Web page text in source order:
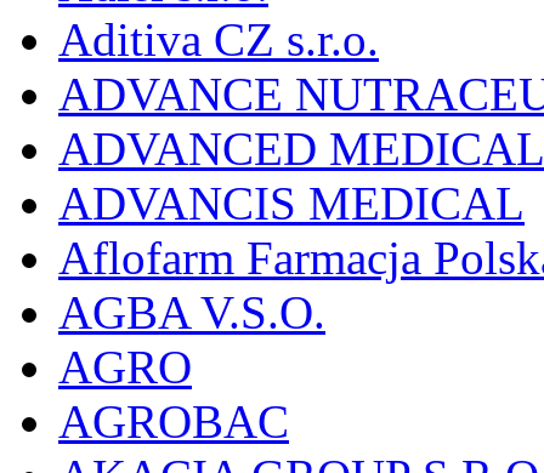
Aditiva CZ s.r.o.
ADVANCE
ADVANCED
ADVANCIS MEDICAL
Aflofarm Farmacja
AGBA V.S.O.
AGRO
AGROBAC